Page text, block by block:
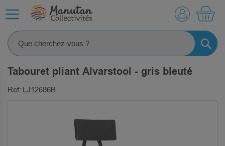
Tabouret pliant Alvarstool - gris bleuté
Ref: LJ12686B